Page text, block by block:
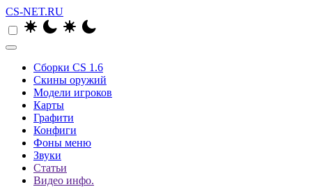
CS-NET.RU
Сборки CS 1.6
Скины оружий
Модели игроков
Карты
Графити
Конфиги
Фоны меню
Звуки
Статьи
Видео инфо.